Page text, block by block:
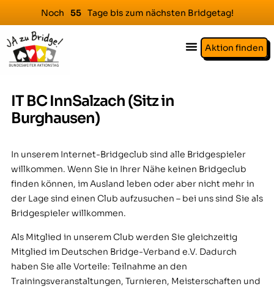
Noch 55 Tage bis zum nächsten Bridgetag!
Aktion finden
IT BC InnSalzach (Sitz in
Burghausen)
In unserem Internet-Bridgeclub sind alle Bridgespieler
willkommen. Wenn Sie in Ihrer Nähe keinen Bridgeclub
finden können, im Ausland leben oder aber nicht mehr in
der Lage sind einen Club aufzusuchen – bei uns sind Sie als
Bridgespieler willkommen.
Als Mitglied in unserem Club werden Sie gleichzeitig
Mitglied im Deutschen Bridge-Verband e.V. Dadurch
haben Sie alle Vorteile: Teilnahme an den
Trainingsveranstaltungen, Turnieren, Meisterschaften und